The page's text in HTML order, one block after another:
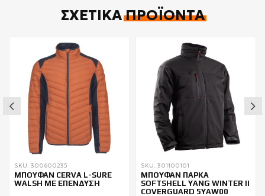
ΣΧΕΤΙΚΆΠΡΟΪΌΝΤΑ
SKU: 300600235
ΜΠΟΥΦΑΝ CERVA L-SURE
WALSH ΜΕ ΕΠΕΝΔΥΣΗ
SKU: 301100101
ΜΠΟΥΦΑΝ ΠΑΡΚΑ
SOFTSHELL YANG WINTER II
COVERGUARD 5YAW00